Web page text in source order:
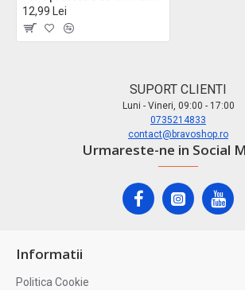
12,99 Lei
SUPORT CLIENTI
Luni - Vineri, 09:00 - 17:00
0735214833
contact@bravoshop.ro
Urmareste-ne in Social
Informatii
Politica Cookie